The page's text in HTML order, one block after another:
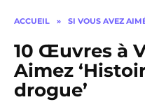
ACCUEIL » SI VOUS AVEZ
10 Œuvres à
Aimez
drogue’